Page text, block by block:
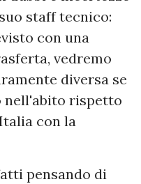
staff tecnico:
con una
vedremo
diversa se
nell'abito rispetto
con la
pensando di